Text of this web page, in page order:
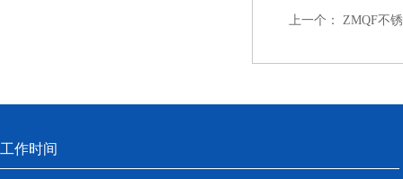
上一个： ZMQF不
工作时间